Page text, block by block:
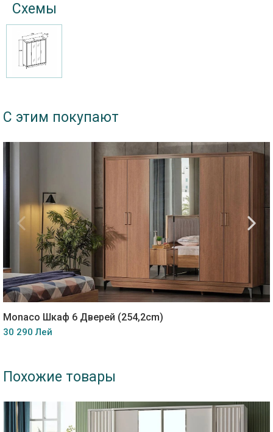
Схемы
С этим покупают
Monaco Шкаф 6 Дверей (254,2cm)
30 290 Лей
Похожие товары